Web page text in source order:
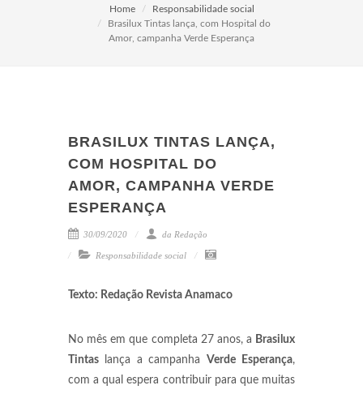
Home
Responsabilidade social
Brasilux Tintas lança, com Hospital do
Amor, campanha Verde Esperança
BRASILUX TINTAS LANÇA,
COM HOSPITAL DO
AMOR, CAMPANHA VERDE
ESPERANÇA
30/09/2020 da Redação
Responsabilidade social
Texto: Redação Revista Anamaco
No mês em que completa 27 anos, a Brasilux
Tintas
lança a campanhaVerde Esperança,
com a qual espera contribuir para que muitas